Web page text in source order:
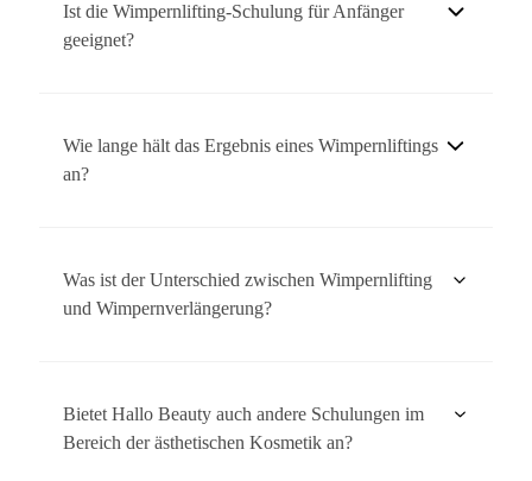
weniger optimale Ergebnisse erzielen.
Ist die Wimpernlifting-Schulung für Anfänger
geeignet?
als auch für erfahrene Kosmetiker geeignet.
Wie lange hält das Ergebnis eines Wimpernliftings
an?
Wochen an, abhängig vom natürlichen Wimpernzyklus des
Kunden.
Was ist der Unterschied zwischen Wimpernlifting
und Wimpernverlängerung?
der Wurzel an, während bei Wimpernverlängerungen
künstliche Wimpern auf die natürlichen Wimpern geklebt
Bietet Hallo Beauty auch andere Schulungen im
Bereich der ästhetischen Kosmetik an?